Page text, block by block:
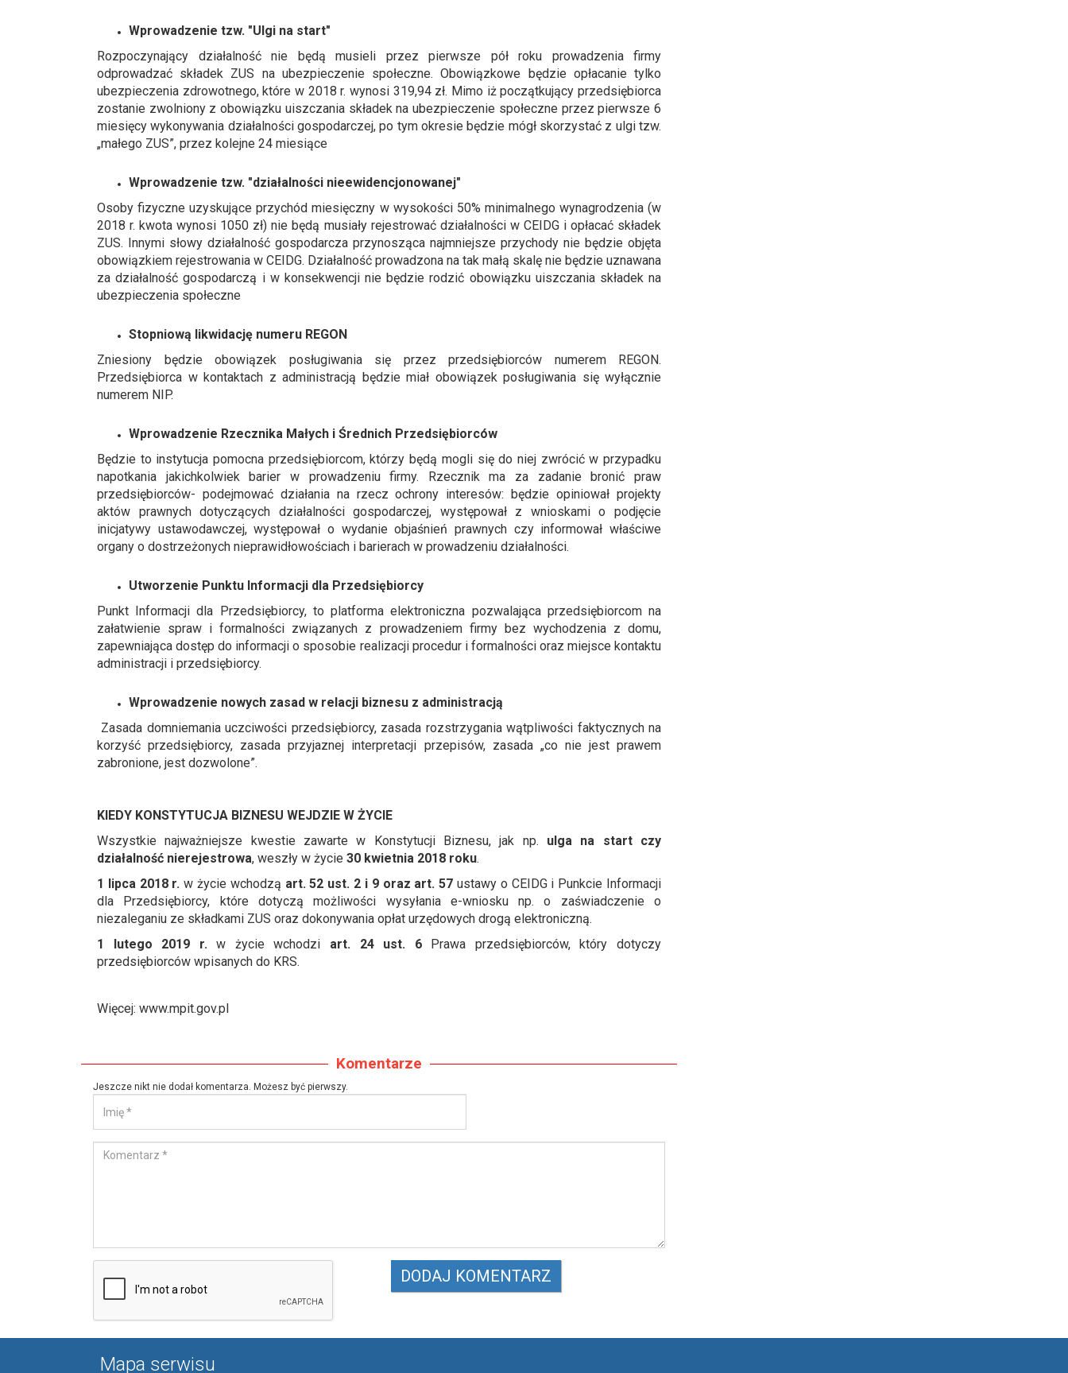
Wprowadzenie tzw. "Ulgi na start"
Rozpoczynający działalność nie będą musieli przez pierwsze pół roku prowadzenia firmy
odprowadzać składek ZUS na ubezpieczenie społeczne. Obowiązkowe będzie opłacanie tylko
ubezpieczenia zdrowotnego, które w 2018 r. wynosi 319,94 zł. Mimo iż początkujący przedsiębiorca
zostanie zwolniony z obowiązku uiszczania składek na ubezpieczenie społeczne przez pierwsze 6
miesięcy wykonywania działalności gospodarczej, po tym okresie będzie mógł skorzystać z ulgi tzw.
„małego ZUS”, przez kolejne 24 miesiące
Wprowadzenie tzw. "działalności nieewidencjonowanej"
Osoby fizyczne uzyskujące przychód miesięczny w wysokości 50% minimalnego wynagrodzenia (w
2018 r. kwota wynosi 1050 zł) nie będą musiały rejestrować działalności w CEIDG i opłacać składek
ZUS. Innymi słowy działalność gospodarcza przynosząca najmniejsze przychody nie będzie objęta
obowiązkiem rejestrowania w CEIDG. Działalność prowadzona na tak małą skalę nie będzie uznawana
za działalność gospodarczą i w konsekwencji nie będzie rodzić obowiązku uiszczania składek na
ubezpieczenia społeczne
Stopniową likwidację numeru REGON
Zniesiony będzie obowiązek posługiwania się przez przedsiębiorców numerem REGON.
Przedsiębiorca w kontaktach z administracją będzie miał obowiązek posługiwania się wyłącznie
numerem NIP.
Wprowadzenie Rzecznika Małych i Średnich Przedsiębiorców
Będzie to instytucja pomocna przedsiębiorcom, którzy będą mogli się do niej zwrócić w przypadku
napotkania jakichkolwiek barier w prowadzeniu firmy. Rzecznik ma za zadanie bronić praw
przedsiębiorców- podejmować działania na rzecz ochrony interesów: będzie opiniował projekty
aktów prawnych dotyczących działalności gospodarczej, występował z wnioskami o podjęcie
inicjatywy ustawodawczej, występował o wydanie objaśnień prawnych czy informował właściwe
organy o dostrzeżonych nieprawidłowościach i barierach w prowadzeniu działalności.
Utworzenie Punktu Informacji dla Przedsiębiorcy
Punkt Informacji dla Przedsiębiorcy, to platforma elektroniczna pozwalająca przedsiębiorcom na
załatwienie spraw i formalności związanych z prowadzeniem firmy bez wychodzenia z domu,
zapewniająca dostęp do informacji o sposobie realizacji procedur i formalności oraz miejsce kontaktu
administracji i przedsiębiorcy.
Wprowadzenie nowych zasad w relacji biznesu z administracją
Zasada domniemania uczciwości przedsiębiorcy, zasada rozstrzygania wątpliwości faktycznych na
korzyść przedsiębiorcy, zasada przyjaznej interpretacji przepisów, zasada „co nie jest prawem
zabronione, jest dozwolone”.
KIEDY KONSTYTUCJA BIZNESU WEJDZIE W ŻYCIE
Wszystkie najważniejsze kwestie zawarte w Konstytucji Biznesu, jak np. ulga na start czy
działalność nierejestrowa, weszły w życie 30 kwietnia 2018 roku.
1 lipca 2018 r. w życie wchodzą art. 52 ust. 2 i 9 oraz art. 57 ustawy o CEIDG i Punkcie Informacji
dla Przedsiębiorcy, które dotyczą możliwości wysyłania e-wniosku np. o zaświadczenie o
niezaleganiu ze składkami ZUS oraz dokonywania opłat urzędowych drogą elektroniczną.
1 lutego 2019 r.w życie wchodzi art. 24 ust. 6 Prawa przedsiębiorców, który dotyczy
przedsiębiorców wpisanych do KRS.
Więcej: www.mpit.gov.pl
Komentarze
Jeszcze nikt nie dodał komentarza. Możesz być pierwszy.
Mapa serwisu